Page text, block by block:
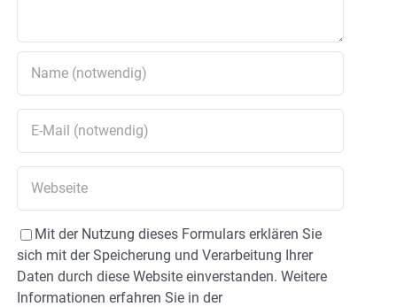
Mit der Nutzung dieses Formulars erklären Sie
sich mit der Speicherung und Verarbeitung Ihrer
Daten durch diese Website einverstanden. Weitere
Informationen erfahren Sie in der